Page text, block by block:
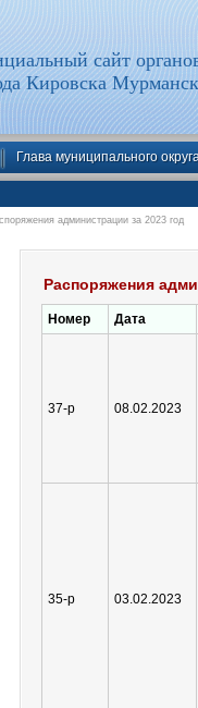
сайт
Кировска
Глава муниципального
администрации за 2023 год
Распоряжения
Номер Дата
37-р 08.02.2023
35-р 03.02.2023